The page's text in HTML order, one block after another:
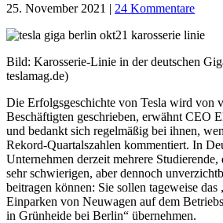
25. November 2021 | 24 Kommentare
Bild: Karosserie-Linie in der deutschen
teslamag.de)
Die Erfolgsgeschichte von Tesla wird von
Beschäftigten geschrieben, erwähnt CEO
und bedankt sich regelmäßig bei ihnen,
Rekord-Quartalszahlen kommentiert. In
Unternehmen derzeit mehrere
sehr schwierigen, aber dennoch
beitragen können: Sie sollen tageweise das
Einparken von Neuwagen auf dem
in Grünheide bei Berlin“ übernehmen.